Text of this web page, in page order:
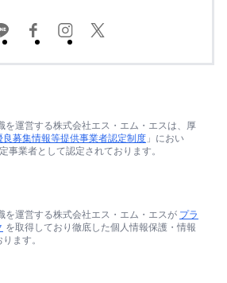
を運営する株式会社エス・エム・エスは、厚
良募集情報等提供事業者認定制度 」におい
事業者として認定されております。
を運営する株式会社エス・エム・エスが プラ
を取得しており徹底した個人情報保護・情報
ます。